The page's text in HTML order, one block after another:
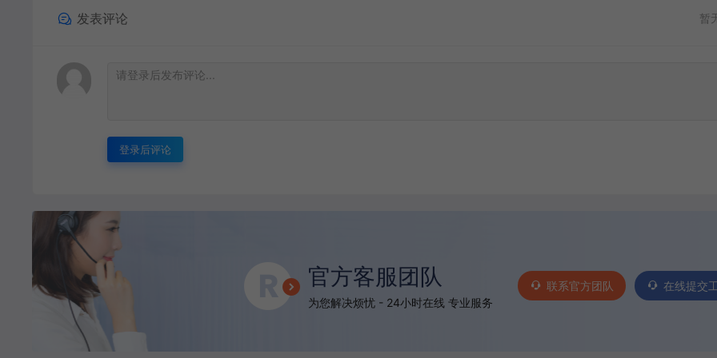
发表评论 暂
登录后评论
官方客服团队
为您解决烦忧 - 24小时在线 专业服务
联系官方团队 在线提交